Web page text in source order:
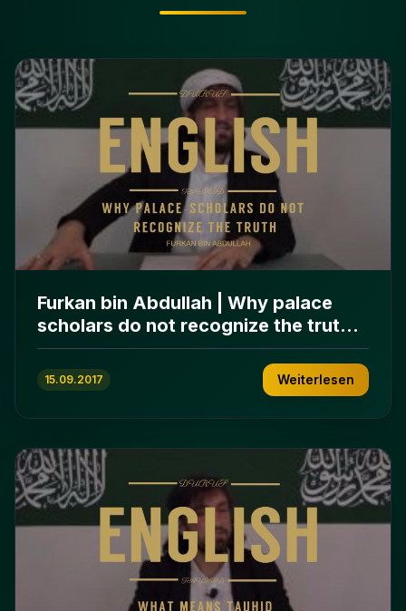
Furkan bin Abdullah | Why palace
scholars do not recognize the truth |
English
15.09.2017 Weiterlesen